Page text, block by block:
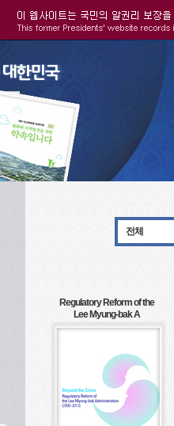
전체
Regulatory Reform of the
Lee Myung-bak A